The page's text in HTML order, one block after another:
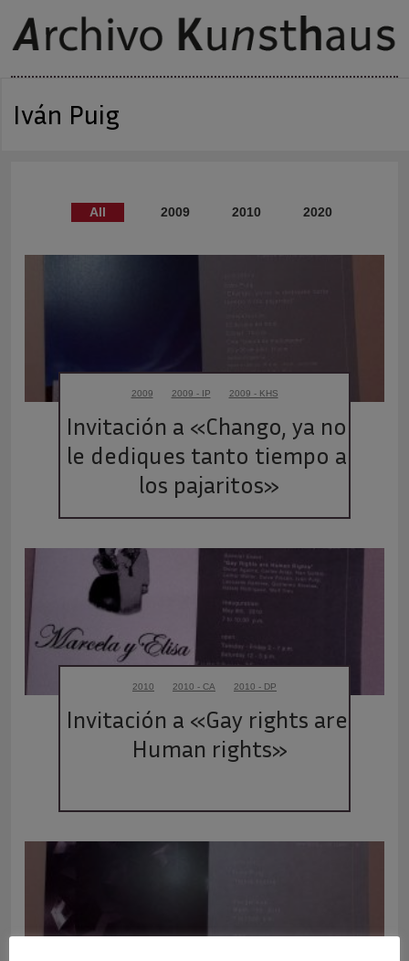
Iván Puig
All
2009 2009 - IP 2009 - KHS
Invitación a «Chango, ya no
le dediques tanto tiempo a
los pajaritos»
2010 2010 - CA 2010 - DP
Invitación a «Gay rights are
Human rights»